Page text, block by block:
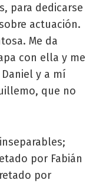
para dedicarse
actuación.
Me da
con ella y me
y a mí
que no
por Fabián
por